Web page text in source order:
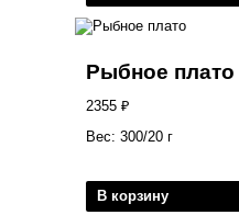
Рыбное плато
2355 ₽
Вес: 300/20 г
В корзину